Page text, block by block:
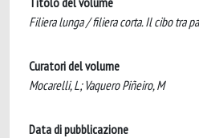
Filiera lunga / filiera corta. Il cibo tra
Curatori del volume
Mocarelli, L; Vaquero Piñeiro, M
Data di pubblicazione